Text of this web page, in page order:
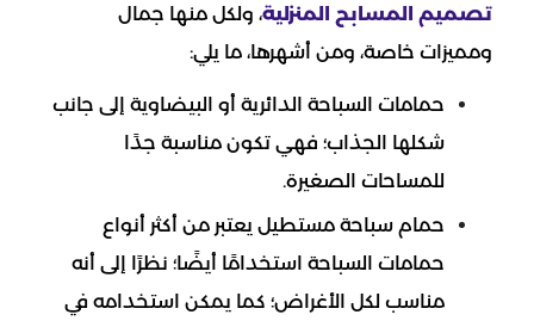
تصميم المسابح المنزلية، ولكل منها جمال
ومميزات خاصة، ومن أشهرها، ما يلي:
حمامات السباحة الدائرية أو البيضاوية إلى جانب
شكلها الجذاب؛ فهي تكون مناسبة جدًا
للمساحات الصغيرة.
حمام سباحة مستطيل يعتبر من أكثر أنواع
حمامات السباحة استخدامًا أيضًا؛ نظرًا إلى أنه
مناسب لكل الأغراض؛ كما يمكن استخدامه في